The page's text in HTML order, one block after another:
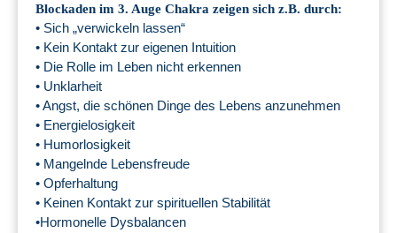
Blockaden im 3. Auge Chakra zeigen sich z.B. durch:
• Sich „verwickeln lassen“
• Kein Kontakt zur eigenen Intuition
• Die Rolle im Leben nicht erkennen
• Unklarheit
• Angst, die schönen Dinge des Lebens anzunehmen
• Energielosigkeit
• Humorlosigkeit
• Mangelnde Lebensfreude
• Opferhaltung
• Keinen Kontakt zur spirituellen Stabilität
•Hormonelle Dysbalancen